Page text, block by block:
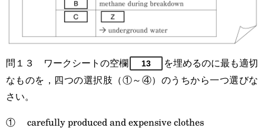
問１３ ワークシートの空欄 13
を埋めるのに最も適切
なものを，四つの選択肢（①～④）のうちから一つ選びな
さい。
① carefully produced and expensive clothes